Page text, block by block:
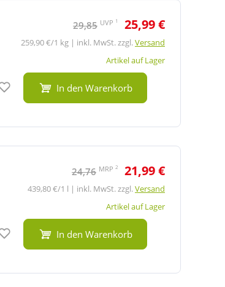
29,85 UVP 1 25,99 €
259,90 €/1 kg | inkl. MwSt. zzgl.Versand
Artikel auf Lager
Auf den Merkzettel
In den Warenkorb
24,76 MRP 2 21,99 €
439,80 €/1 l | inkl. MwSt. zzgl.Versand
Artikel auf Lager
Auf den Merkzettel
In den Warenkorb